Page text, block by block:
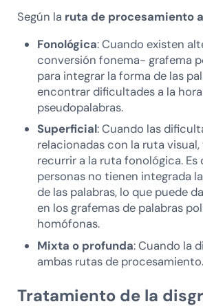
Según la ruta de procesamiento
Fonológica: Cuando existen
conversión fonema- grafema
para integrar la forma de las
encontrar dificultades a la
pseudopalabras.
Superficial: Cuando las
relacionadas con la ruta
recurrir a la ruta fonológica. Es
personas no tienen integrada
de las palabras, lo que puede
en los grafemas de palabras
homófonas.
Mixta o profunda: Cuando la
ambas rutas de procesamiento.
Tratamiento de la